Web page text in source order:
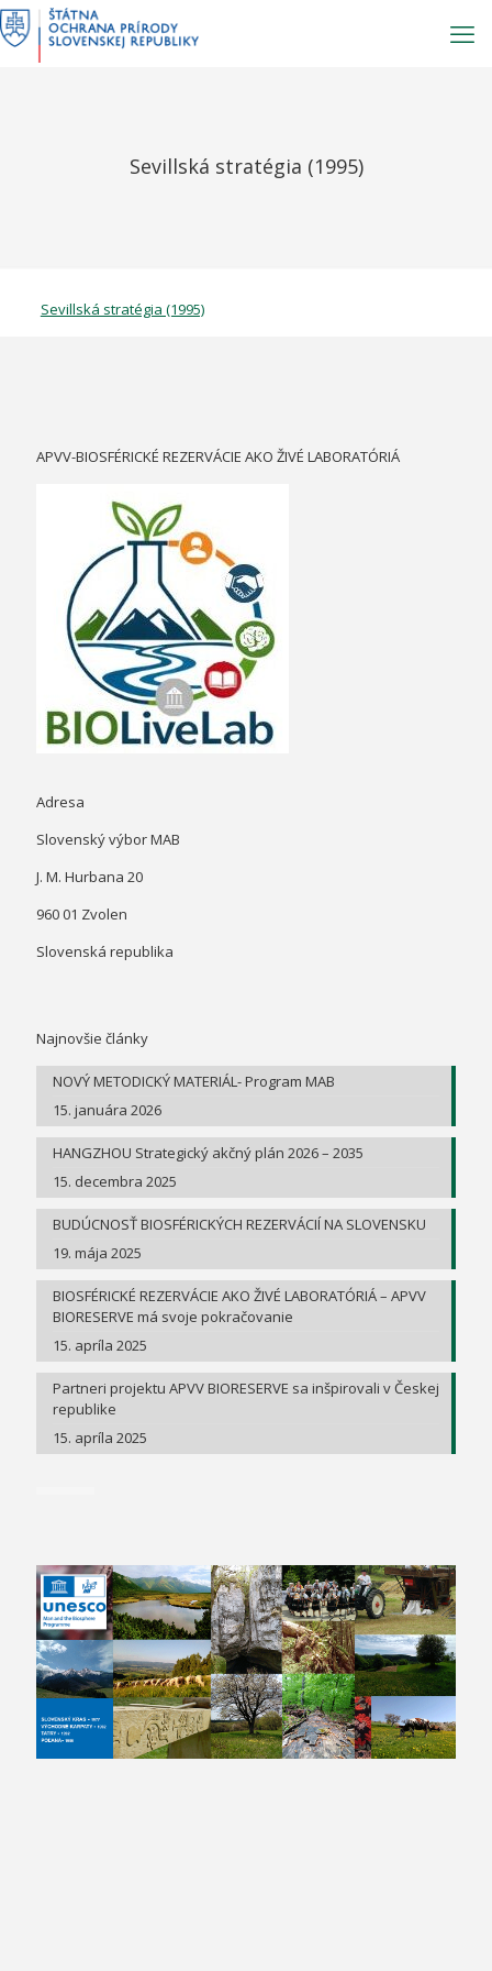
Prejsť
na
obsah
Sevillská stratégia (1995)
Sevillská stratégia (1995)
APVV-BIOSFÉRICKÉ REZERVÁCIE AKO ŽIVÉ LABORATÓRIÁ
Adresa
Slovenský výbor MAB
J. M. Hurbana 20
960 01 Zvolen
Slovenská republika
Najnovšie články
NOVÝ METODICKÝ MATERIÁL- Program MAB
15. januára 2026
HANGZHOU Strategický akčný plán 2026 – 2035
15. decembra 2025
BUDÚCNOSŤ BIOSFÉRICKÝCH REZERVÁCIÍ NA SLOVENSKU
19. mája 2025
BIOSFÉRICKÉ REZERVÁCIE AKO ŽIVÉ LABORATÓRIÁ – APVV
BIORESERVE má svoje pokračovanie
15. apríla 2025
Partneri projektu APVV BIORESERVE sa inšpirovali v Českej
republike
15. apríla 2025